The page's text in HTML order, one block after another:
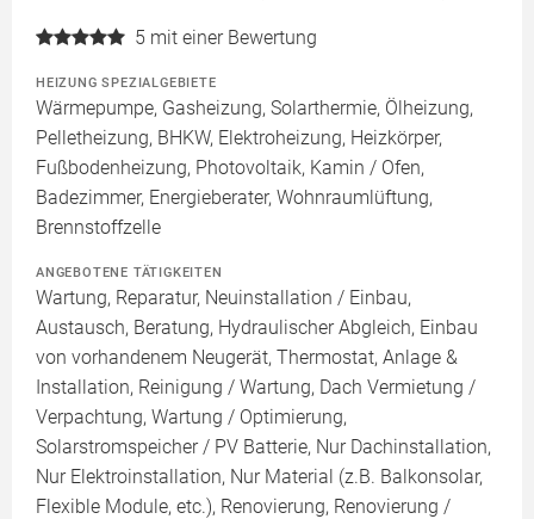
5 mit einer Bewertung
HEIZUNG SPEZIALGEBIETE
Wärmepumpe, Gasheizung, Solarthermie, Ölheizung,
Pelletheizung, BHKW, Elektroheizung, Heizkörper,
Fußbodenheizung, Photovoltaik, Kamin / Ofen,
Badezimmer, Energieberater, Wohnraumlüftung,
Brennstoffzelle
ANGEBOTENE TÄTIGKEITEN
Wartung, Reparatur, Neuinstallation / Einbau,
Austausch, Beratung, Hydraulischer Abgleich, Einbau
von vorhandenem Neugerät, Thermostat, Anlage &
Installation, Reinigung / Wartung, Dach Vermietung /
Verpachtung, Wartung / Optimierung,
Solarstromspeicher / PV Batterie, Nur Dachinstallation,
Nur Elektroinstallation, Nur Material (z.B. Balkonsolar,
Flexible Module, etc.), Renovierung, Renovierung /